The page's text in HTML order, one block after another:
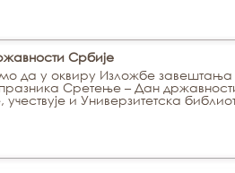
Србије
да у оквиру Изложбе
Сретење – Дан државности
и Универзитетска